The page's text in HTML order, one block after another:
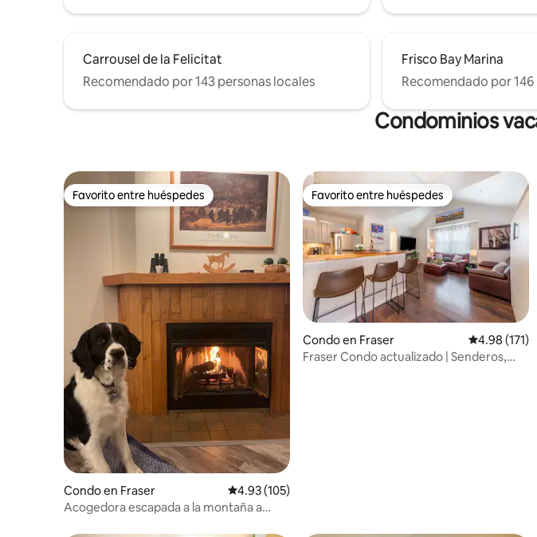
Carrousel de la Felicitat
Recomendado por 143 personas locales
Frisco Bay Marina
Recomendado por
Condominios
Favorito entre huéspedes
Favorito entre huéspedes
Condo en Fraser Calificación promedio: 4.93 de 5, 105 reseñas
4.93 (105)
Acogedora escapada a la montaña a
Favorito entre huéspedes
Favorito entre huéspedes
Condo en Fraser Calificación
4.98 (171)
Fraser Condo actualizado | Senderos,